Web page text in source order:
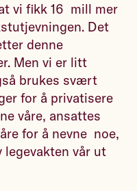
vi fikk 16 mill mer
Det
denne
Men vi er litt
brukes svært
for å privatisere
våre, ansattes
for å nevne noe,
vår ut